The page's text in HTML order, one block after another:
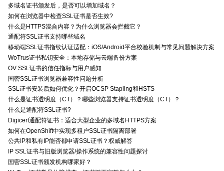
多域名证书颁发后，是否可以增加域名？
如何在浏览器中检查SSL证书是否生效?
什么是HTTPS混合内容？为什么浏览器会拦截它？
通配符SSL证书支持哪些域名
移动端SSL证书指纹认证适配：iOS/Android平台校验机制与常见问题解决方案
WoTrus证书私钥安全：本地存储与云端备份方案
OV SSL证书的信任指标与用户感知
国密SSL证书浏览器兼容性问题分析
SSL证书安装后如何优化？开启OCSP Stapling和HSTS
什么是证书透明度（CT）？哪些浏览器支持证书透明度（CT）？
什么是通配符SSL证书?
Digicert通配符证书：适合大型企业的多域名HTTPS方案
如何在OpenShift中实现多租户SSL证书隔离部署
公共IP和私有IP能否都申请SSL证书？权威解答
IP SSL证书与旧版浏览器/操作系统的兼容性问题探讨
国密SSL证书颁发机构哪家好？